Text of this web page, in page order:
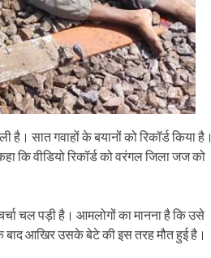
सात गवाहों के बयानों को रिकॉर्ड किया है।
कि वीडियो रिकॉर्ड को वरंगल जिला जज को
चल पड़ी है। आमलोगों का मानना है कि उसे
बाद आखिर उसके बेटे की इस तरह मौत हुई है।